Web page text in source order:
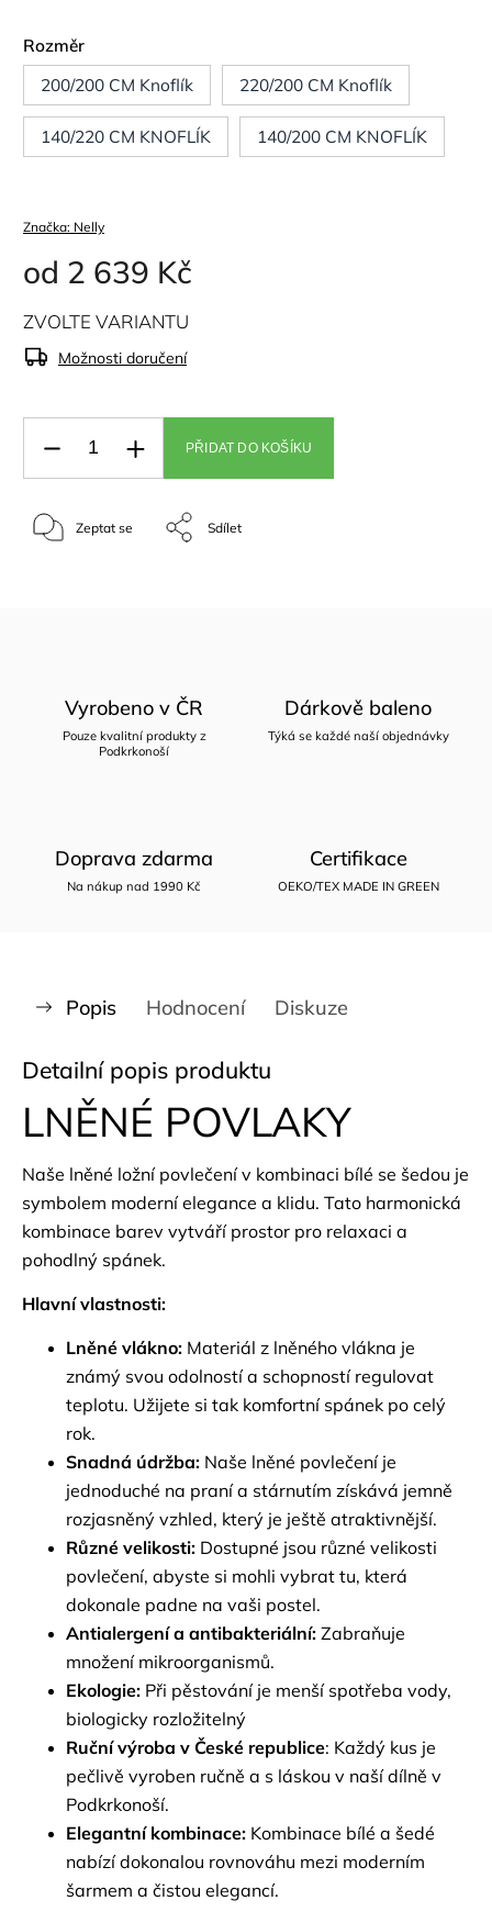
Rozměr
200/200 CM Knoflík
220/200 CM Knoflík
140/220 CM KNOFLÍK 140/200 CM KNOFLÍK
Značka: Nelly
od 2 639 Kč
ZVOLTE VARIANTU
Možnosti doručení
PŘIDAT DO KOŠÍKU
Zeptat se Sdílet
Vyrobeno v ČR
Pouze kvalitní produkty z
Podkrkonoší
Dárkově baleno
Týká se každé naší objednávky
Doprava zdarma
Na nákup nad 1990 Kč
Certifikace
OEKO/TEX MADE IN GREEN
Popis Hodnocení Diskuze
Detailní popis produktu
LNĚNÉ POVLAKY
Naše lněné ložní povlečení v kombinaci bílé se šedou je
symbolem moderní elegance a klidu. Tato harmonická
kombinace barev vytváří prostor pro relaxaci a
pohodlný spánek.
Hlavní vlastnosti:
Lněné vlákno: Materiál z lněného vlákna je
známý svou odolností a schopností regulovat
teplotu. Užijete si tak komfortní spánek po celý
rok.
Snadná údržba: Naše lněné povlečení je
jednoduché na praní a stárnutím získává jemně
rozjasněný vzhled, který je ještě atraktivnější.
Různé velikosti: Dostupné jsou různé velikosti
povlečení, abyste si mohli vybrat tu, která
dokonale padne na vaši postel.
Antialergení a antibakteriální: Zabraňuje
množení mikroorganismů.
Ekologie: Při pěstování je menší spotřeba vody,
biologicky rozložitelný
Ruční výroba v České republice: Každý kus je
pečlivě vyroben ručně a s láskou v naší dílně v
Podkrkonoší.
Elegantní kombinace: Kombinace bílé a šedé
nabízí dokonalou rovnováhu mezi moderním
šarmem a čistou elegancí.